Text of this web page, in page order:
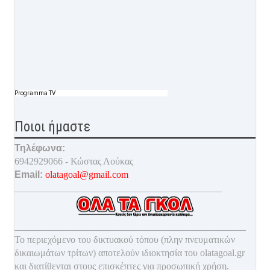
Programma TV
Ποιοι ήμαστε
Τηλέφωνα:
6942929066 - Κώστας Λούκας
Email: olatagoal@gmail.com
Το περιεχόμενο του δικτυακού τόπου (πλην πνευματικών
δικαιωμάτων τρίτων) αποτελούν ιδιοκτησία του olatagoal.gr
και διατίθενται στους επισκέπτες για προσωπική χρήση.